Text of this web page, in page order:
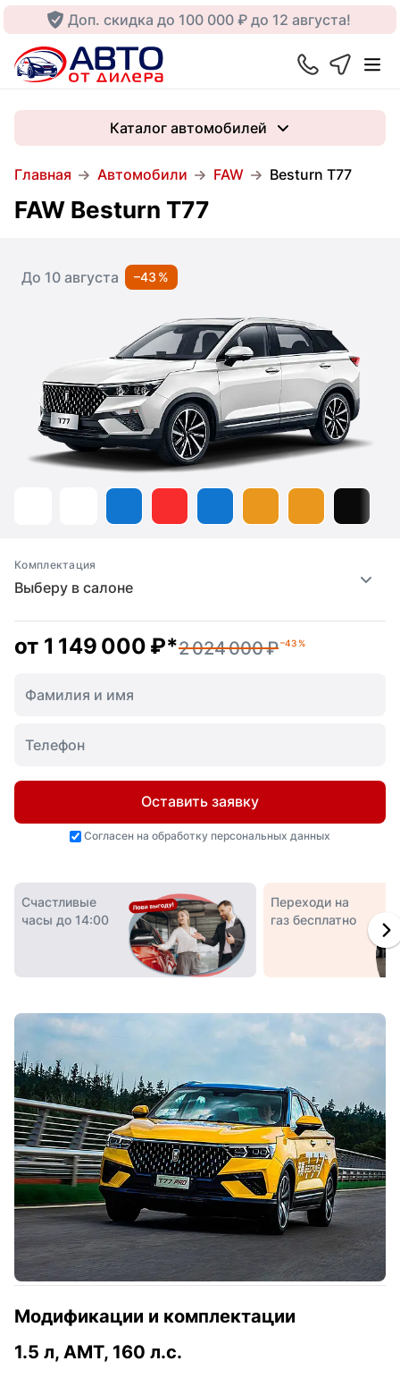
Доп. скидка до 100 000 ₽ до 12 августа!
Главная Автомобили FAW Besturn T77
Каталог автомобилей
FAW Besturn T77
До 10 августа –43 %
Выберу в салоне
Комплектация
от 1 149 000 ₽*2 024 000 ₽–43 %
Оставить заявку
Согласен на обработку персональных данных
Счастливые
часы до 14:00
Переходи на
газ бесплатно
Модификации и комплектации
1.5 л, AMT, 160 л.с.